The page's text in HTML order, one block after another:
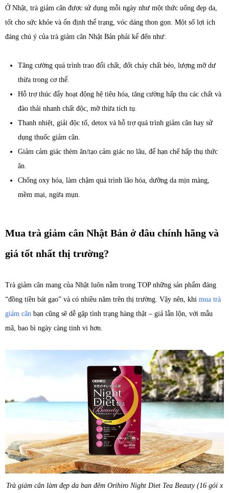
Ở Nhật, trà giảm cân được sử dụng mỗi ngày như một thức uống đẹp da,
tốt cho sức khỏe và ổn định thể trạng, vóc dáng thon gọn. Một số lợi ích
đáng chú ý của trà giảm cân Nhật Bản phải kể đến như:
Tăng cường quá trình trao đổi chất, đốt cháy chất béo, lượng mỡ dư
thừa trong cơ thể.
Hỗ trợ thúc đẩy hoạt động hệ tiêu hóa, tăng cường hấp thu các chất và
đào thải nhanh chất độc, mỡ thừa tích tụ.
Thanh nhiệt, giải độc tố, detox và hỗ trợ quá trình giảm cân hay sử
dụng thuốc giảm cân.
Giảm cảm giác thèm ăn/tạo cảm giác no lâu, để hạn chế hấp thụ thức
ăn.
Chống oxy hóa, làm chậm quá trình lão hóa, dưỡng da mịn màng,
mềm mại, ngừa mụn.
Mua trà giảm cân Nhật Bản ở đâu chính hãng và
giá tốt nhất thị trường?
Trà giảm cân mang của Nhật luôn nằm trong TOP những sản phẩm đáng
“đồng tiền bát gạo” và có nhiều năm trên thị trường. Vậy nên, khi mua trà
giảm cân bạn cũng sẽ dễ gặp tình trạng hàng thật – giả lẫn lộn, với mẫu
mã, bao bì ngày càng tinh vi hơn.
Trà giảm cân làm đẹp da ban đêm Orihiro Night Diet Tea Beauty (16 gói x